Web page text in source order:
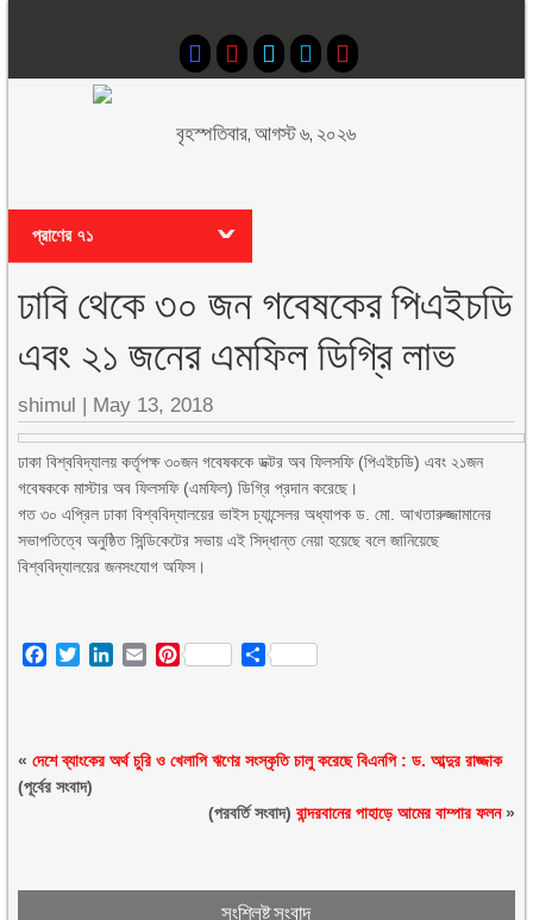
বৃহস্পতিবার, আগস্ট ৬, ২০২৬
প্রাণের ৭১
ঢাবি থেকে ৩০ জন গবেষকের পিএইচডি
এবং ২১ জনের এমফিল ডিগ্রি লাভ
shimul | May 13, 2018
ঢাকা বিশ্ববিদ্যালয় কর্তৃপক্ষ ৩০জন গবেষককে ডক্টর অব ফিলসফি (পিএইচডি) এবং ২১জন
গবেষককে মাস্টার অব ফিলসফি (এমফিল) ডিগ্রি প্রদান করেছে।
গত ৩০ এপ্রিল ঢাকা বিশ্ববিদ্যালয়ের ভাইস চ্যান্সেলর অধ্যাপক ড. মো. আখতারুজ্জামানের
সভাপতিত্বে অনুষ্ঠিত সিন্ডিকেটের সভায় এই সিদ্ধান্ত নেয়া হয়েছে বলে জানিয়েছে
বিশ্ববিদ্যালয়ের জনসংযোগ অফিস।
Facebook
TwitterLinkedIn
EmailPinterest Share
«দেশে ব্যাংকের অর্থ চুরি ও খেলাপি ঋণের সংস্কৃতি চালু করেছে বিএনপি : ড. আব্দুর রাজ্জাক
(পূর্বের সংবাদ)
(পরবর্তি সংবাদ) বান্দরবানের পাহাড়ে আমের বাম্পার ফলন»
সংশ্লিষ্ট সংবাদ